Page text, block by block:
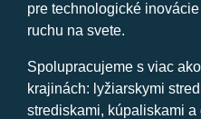
pre technologické
ruchu na svete.
Spolupracujeme s viac
krajinách: lyžiarskymi
strediskami, kúpaliskami a